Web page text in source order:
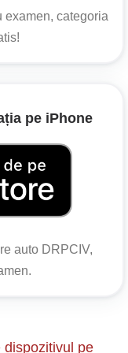
a OUG nr.
circulație
că
și pentru
examen, categoria
pe iPhone
auto DRPCIV,
dispozitivul pe